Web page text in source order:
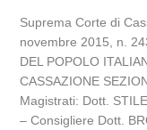
Suprema Corte di
novembre 2015, n.
DEL POPOLO
CASSAZIONE
Magistrati: Dott.
– Consigliere Dott.